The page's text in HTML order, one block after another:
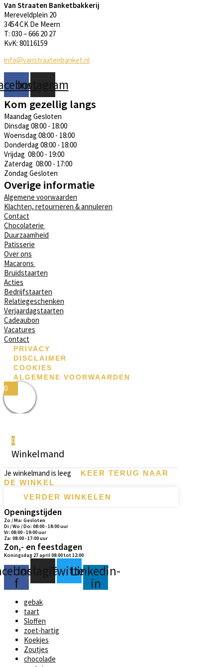
Van Straaten Banketbakkerij
Mereveldplein 20
3454 CK De Meern
T: 030 – 666 20 27
KvK: 80116159
info@vanstraatenbanket.nl
Instagram
Kom gezellig langs
Maandag Gesloten
Dinsdag 08:00 - 18:00
Woensdag 08:00 - 18:00
Donderdag 08:00 - 18:00
Vrijdag 08:00 - 19:00
Zaterdag 08:00 - 17:00
Zondag Gesloten
Overige informatie
Algemene voorwaarden
Klachten, retourneren & annuleren
Contact
Chocolaterie
Duurzaamheid
Patisserie
Over ons
Macarons
Bruidstaarten
Acties
Bedrijfstaarten
Relatiegeschenken
Verjaardagstaarten
Cadeaubon
Vacatures
Contact
PRIVACY
DISCLAIMER
COOKIES
ALGEMENE VOORWAARDEN
0
0
Winkelmand
Je winkelmand is leeg
KEER TERUG NAAR
DE WINKEL
VERDER WINKELEN
Openingstijden
Zo / Ma: Gesloten
Di / Wo / Do: 08:00 - 18:00 uur
Vr: 08:00 - 19:00 uur
Za: 08:00 - 17:00 uur
Zon,- en feestdagen
Koningsdag 27 april 08:00 tot 12:00
f
InstagramTwitter
Linkedin-
in
gebak
taart
Sloffen
zoet-hartig
Koekjes
Zoutjes
chocolade